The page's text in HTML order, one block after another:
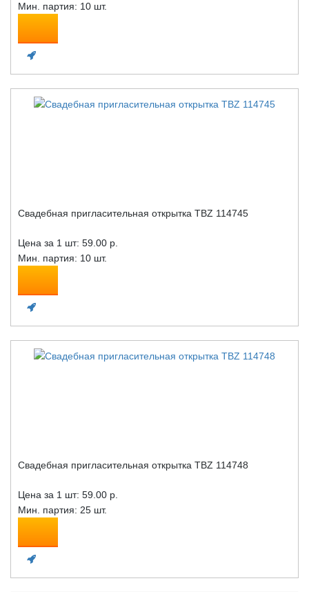
Мин. партия: 10 шт.
Свадебная пригласительная открытка TBZ 114745
Цена за 1 шт: 59.00 р.
Мин. партия: 10 шт.
Свадебная пригласительная открытка TBZ 114748
Цена за 1 шт: 59.00 р.
Мин. партия: 25 шт.